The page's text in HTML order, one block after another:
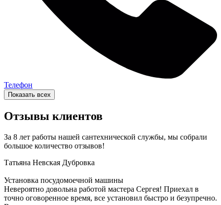
Телефон
Показать всех
Отзывы клиентов
За 8 лет работы нашей сантехнической службы, мы собрали
большое количество отзывов!
Татьяна Невская Дубровка
Установка посудомоечной машины
Невероятно довольна работой мастера Сергея! Приехал в
точно оговоренное время, все установил быстро и безупречно.